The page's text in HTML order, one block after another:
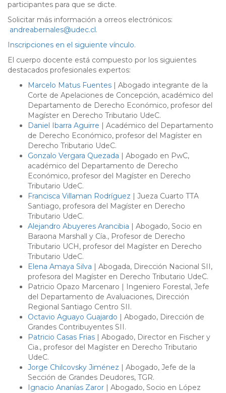
participantes para que se dicte.
Solicitar más información a orreos electrónicos:
andreabernales@udec.cl.
Inscripciones en el siguiente vínculo.
El cuerpo docente está compuesto por los siguientes
destacados profesionales expertos:
Marcelo Matus Fuentes | Abogado integrante de la
Corte de Apelaciones de Concepción, académico del
Departamento de Derecho Económico, profesor del
Magíster en Derecho Tributario UdeC.
Daniel Ibarra Aguirre | Académico del Departamento
de Derecho Económico, profesor del Magíster en
Derecho Tributario UdeC.
Gonzalo Vergara Quezada | Abogado en PwC,
académico del Departamento de Derecho
Económico, profesor del Magíster en Derecho
Tributario UdeC.
Francisca Villaman Rodríguez | Jueza Cuarto TTA
Santiago, profesora del Magíster en Derecho
Tributario UdeC.
Alejandro Abuyeres Arancibia | Abogado, Socio en
Baraona Marshall y Cía., Profesor de Derecho
Tributario UCH, profesor del Magíster en Derecho
Tributario UdeC.
Elena Amaya Silva | Abogada, Dirección Nacional SII,
profesora del Magíster en Derecho Tributario UdeC.
Patricio Opazo Marcenaro | Ingeniero Forestal, Jefe
del Departamento de Avaluaciones, Dirección
Regional Santiago Centro SII.
Octavio Aguayo Guajardo | Abogado, Dirección de
Grandes Contribuyentes SII.
Patricio Casas Frias | Abogado, Director en Fischer y
Cia., profesor del Magíster en Derecho Tributario
UdeC.
Jorge Chilcovsky Jiménez | Abogado, Jefe de la
Sección de Grandes Deudores, TGR.
Ignacio Ananías Zaror | Abogado, Socio en López